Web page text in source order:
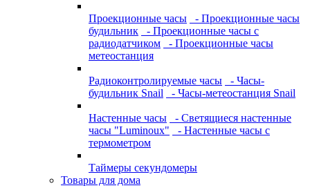
Проекционные часы
- Проекционные часы
будильник
- Проекционные часы с
радиодатчиком
- Проекционные часы
метеостанция
Радиоконтролируемые часы
- Часы-
будильник Snail
- Часы-метеостанция Snail
Настенные часы
- Светящиеся настенные
часы "Luminoux"
- Настенные часы с
термометром
Таймеры секундомеры
Товары для дома